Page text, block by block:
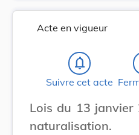
Acte en vigueur
notifications_none
Suivre cet acte
Lois du 13
naturalisation.